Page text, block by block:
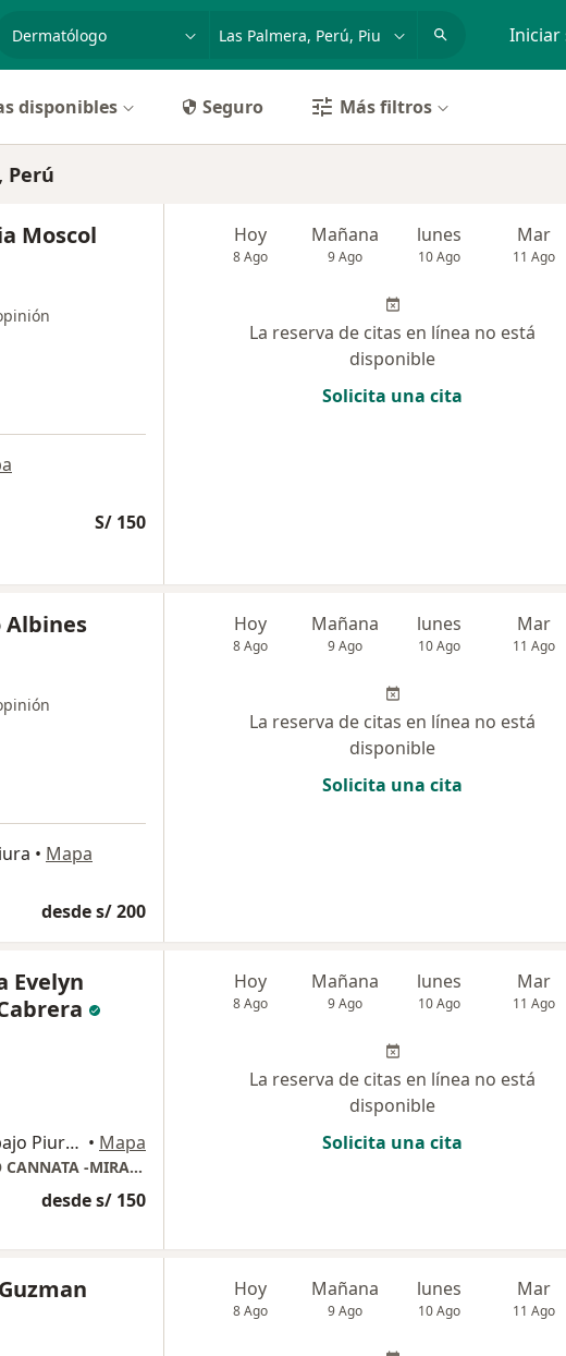
especialidad, enfermedad o nombre Iniciar
disponibles Seguro Más filtros
Perú
Moscol
S/ 150
Hoy
8 Ago
Mañana
9 Ago
lunes
10 Ago
Mar
11 Ago
La reserva de citas en línea no está
disponible
Solicita una cita
Albines
• Mapa
desde s/ 200
Hoy
8 Ago
Mañana
9 Ago
lunes
10 Ago
Mar
11 Ago
La reserva de citas en línea no está
disponible
Solicita una cita
Evelyn
Clínica Santa Maria- La Unión bajo Piura, al costado de la comisaria, Piura • Mapa
CENTRO MÉDICO HEMATOLÓGICO CANNATA -MIRAFLORES
desde s/ 150
Hoy
8 Ago
Mañana
9 Ago
lunes
10 Ago
Mar
11 Ago
La reserva de citas en línea no está
disponible
Solicita una cita
Hoy
8 Ago
Mañana
9 Ago
lunes
10 Ago
Mar
11 Ago